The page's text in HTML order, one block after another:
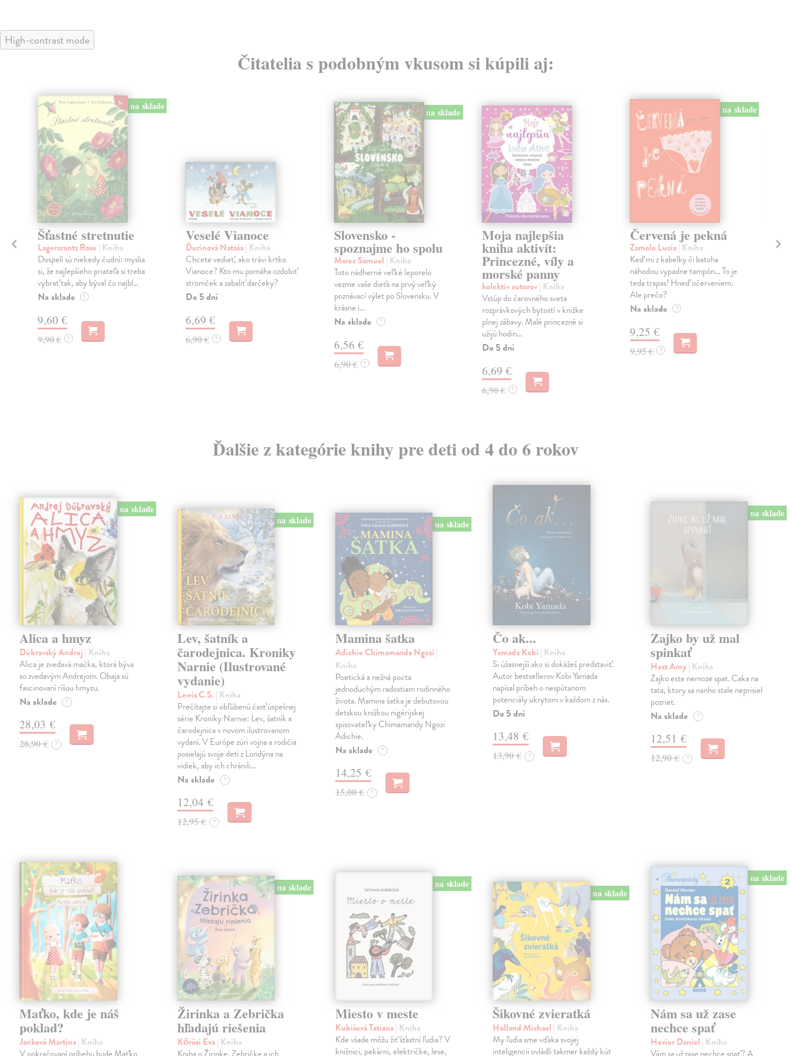
High-contrast mode
Čitatelia s podobným vkusom si kúpili aj:
na sklade
Šťastné stretnutie
Lagercrantz Rose | Kniha
Dospelí sú niekedy čudní: myslia
si, že najlepšieho priateľa si treba
vybrať tak, aby býval čo najbl...
Na sklade ?
9,60 €
9,90 € ?
Veselé Vianoce
Ďurinová Nataša| Kniha
Chcete vedieť, ako trávi krtko
Vianoce? Kto mu pomáha ozdobiť
stromček a zabaliť darčeky?
Do 5 dní
6,69 €
6,90 € ?
na sklade
Slovensko -
spoznajme ho spolu
Marec Samuel | Kniha
Toto nádherné veľké leporelo
vezme vaše dieťa na prvý veľký
poznávací výlet po Slovensku. V
krásne i...
Na sklade ?
6,56 €
6,90 € ?
Moja najlepšia
kniha aktivít:
Princezné, víly a
morské panny
kolektív autorov| Kniha
Vstúp do čarovného sveta
rozprávkových bytostí v knižke
plnej zábavy. Malé princezné si
užijú hodin...
Do 5 dní
6,69 €
6,90 € ?
na sklade
Červená je pekná
Zamolo Lucia| Kniha
Keď mi z kabelky či batoha
náhodou vypadne tampón... To je
teda trapas! Hneď očerveniem.
Ale prečo?
Na sklade ?
9,25 €
9,95 € ?
Ďalšie z kategórie knihy pre deti od 4 do 6 rokov
na sklade
Alica a hmyz
Dúbravský Andrej | Kniha
Alica je zvedavá mačka, ktorá býva
so zvedavým Andrejom. Obaja sú
fascinovaní ríšou hmyzu.
Na sklade ?
28,03 €
28,90 € ?
na sklade
Lev, šatník a
čarodejnica. Kroniky
Narnie (Ilustrované
vydanie)
Lewis C.S. | Kniha
Prečítajte si obľúbenú časť úspešnej
série Kroniky Narnie: Lev, šatník a
čarodejnica v novom ilustrovanom
vydaní. V Európe zúri vojna a rodičia
posielajú svoje deti z Londýna na
vidiek, aby ich chránili…
Na sklade ?
12,04 €
12,95 € ?
na sklade
Mamina šatka
Adichie Chimamanda Ngozi |
Kniha
Poetická a nežná pocta
jednoduchým radostiam rodinného
života. Mamina šatka je debutovou
detskou knižkou nigérijskej
spisovateľky Chimamandy Ngozi
Adichie.
Na sklade ?
14,25 €
15,00 € ?
Čo ak...
Yamada Kobi | Kniha
Si úžasnejší ako si dokážeš predstaviť.
Autor bestsellerov Kobi Yamada
napísal príbeh o nespútanom
potenciály ukrytom v každom z nás.
Do 5 dní
13,48 €
13,90 € ?
na sklade
Zajko by už mal
spinkať
Hest Amy| Kniha
Zajko este nemoze spat. Caka na
tata, ktory sa nanho stale neprisiel
pozriet.
Na sklade ?
12,51 €
12,90 € ?
Maťko, kde je náš
poklad?
Janková Martina| Kniha
na sklade
Žirinka a Zebrička
hľadajú riešenia
Kőrösi Eva| Kniha
na sklade
Miesto v meste
Kubišová Tatiana| Kniha
Kde všade môžu žiť šťastní ľudia? V
knižnici, pekárni, električke, lese,
na sklade
Šikovné zvieratká
Holland Michael | Kniha
My ľudia sme vďaka svojej
inteligencii ovládli takmer každý kút
na sklade
Nám sa už zase
nechce spať
Hevier Daniel | Kniha